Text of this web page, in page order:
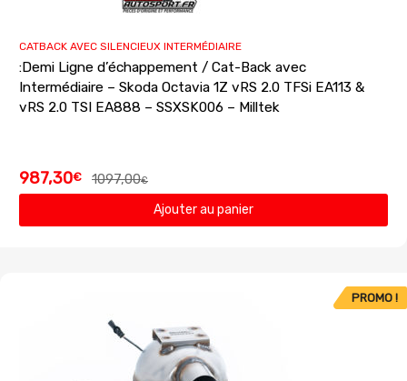
CATBACK AVEC SILENCIEUX INTERMÉDIAIRE
:Demi Ligne d’échappement / Cat-Back avec
Intermédiaire – Skoda Octavia 1Z vRS 2.0 TFSi EA113 &
vRS 2.0 TSI EA888 – SSXSK006 – Milltek
1097,00€
987,30€
Ajouter au panier
PROMO !